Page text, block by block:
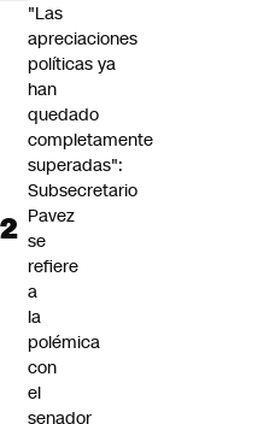
"Las
apreciaciones
políticas ya
han
quedado
completamente
superadas":
Subsecretario
Pavez
se
refiere
a
la
polémica
con
el
senador